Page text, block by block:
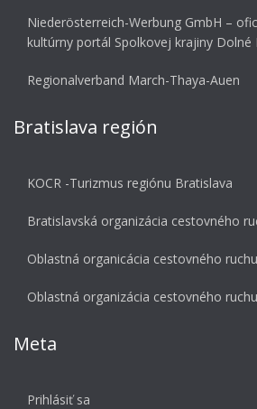
Niederösterreich-Werbung GmbH –
kultúrny portál Spolkovej krajiny Dolné
Regionalverband March-Thaya-Auen
Bratislava región
KOCR -Turizmus regiónu Bratislava
Bratislavská organizácia cestovného
Oblastná organicácia cestovného
Oblastná organizácia cestovného
Meta
Prihlásiť sa